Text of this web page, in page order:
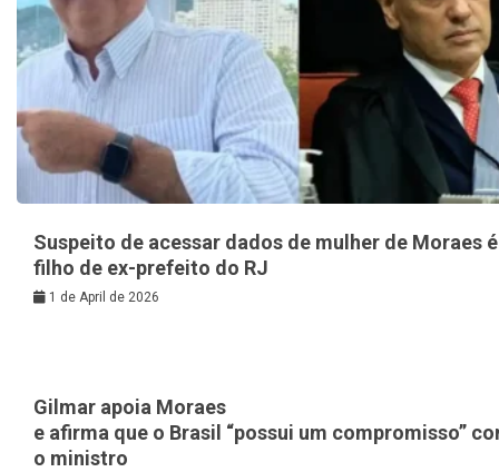
Suspeito de acessar dados de mulher de Moraes é
filho de ex-prefeito do RJ
1 de April de 2026
Gilmar apoia Moraes
e afirma que o Brasil “possui um compromisso”
o ministro